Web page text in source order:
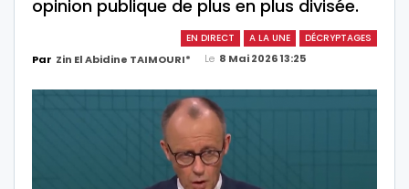
opinion publique de plus en plus divisée.
EN DIRECT A LA UNE DÉCRYPTAGES
Par Zin El Abidine TAIMOURI* Le 8 Mai 2026 13:25